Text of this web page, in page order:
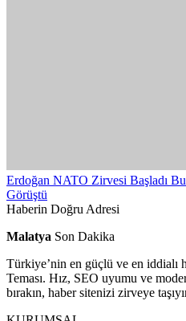
Erdoğan NATO Zirvesi Başladı
Görüştü
Haberin Doğru Adresi
Malatya Son Dakika
Türkiye’nin en güçlü ve en iddialı
Teması. Hız, SEO uyumu ve
bırakın, haber sitenizi zirveye